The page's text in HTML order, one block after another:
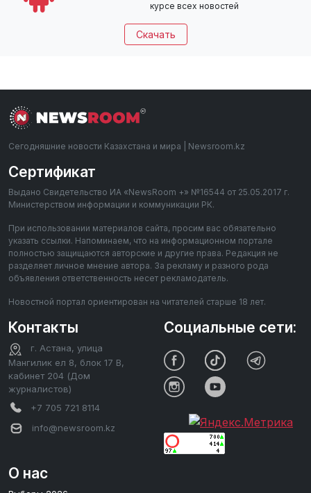
курсе всех новостей
Скачать
Сегодняшние новости Казахстана и мира | Newsroom.kz
Сертификат
Выдано Свидетельство ИА «NewsRoom +» №16544 от 25.05.2017 г.
Министерством информации и коммуникации РК.
При использовании материалов сайта, просим вас обязательно
указать ссылки. Напоминаем, что на информационном портале
полностью защищаются авторские и другие права. Редакция не
разделяет личное мнение автора. За рекламу и разного рода
объявления ответственность несет рекламодатель.
Новостной портал ориентирован на читателей старше 18 лет.
Контакты
г. Астана, улица
Мангилик ел 8, блок 17 В,
кабинет 204 (Дом
журналистов)
+7 705 721 8114
info@newsroom.kz
О нас
Социальные сети: